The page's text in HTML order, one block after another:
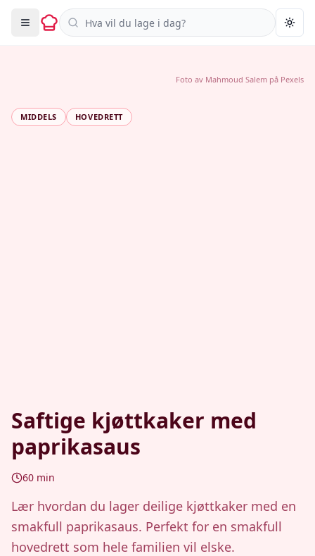
Søk i oppskrifter
MIDDELS HOVEDRETT
Saftige kjøttkaker med
paprikasaus
60 min
Lær hvordan du lager deilige kjøttkaker med en
smakfull paprikasaus. Perfekt for en smakfull
hovedrett som hele familien vil elske.
Foto av Mahmoud Salem på Pexels